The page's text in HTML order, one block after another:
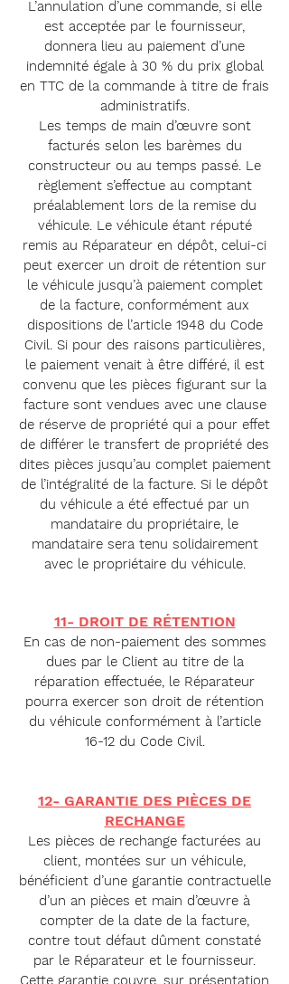
L’annulation d’une commande, si elle
est acceptée par le fournisseur,
donnera lieu au paiement d’une
indemnité égale à 30 % du prix global
en TTC de la commande à titre de frais
administratifs.
Les temps de main d’œuvre sont
facturés selon les barèmes du
constructeur ou au temps passé. Le
règlement s’effectue au comptant
préalablement lors de la remise du
véhicule. Le véhicule étant réputé
remis au Réparateur en dépôt, celui-ci
peut exercer un droit de rétention sur
le véhicule jusqu’à paiement complet
de la facture, conformément aux
dispositions de l’article 1948 du Code
Civil. Si pour des raisons particulières,
le paiement venait à être différé, il est
convenu que les pièces figurant sur la
facture sont vendues avec une clause
de réserve de propriété qui a pour effet
de différer le transfert de propriété des
dites pièces jusqu’au complet paiement
de l’intégralité de la facture. Si le dépôt
du véhicule a été effectué par un
mandataire du propriétaire, le
mandataire sera tenu solidairement
avec le propriétaire du véhicule.
11- DROIT DE RÉTENTION
En cas de non-paiement des sommes
dues par le Client au titre de la
réparation effectuée, le Réparateur
pourra exercer son droit de rétention
du véhicule conformément à l’article
16-12 du Code Civil.
12- GARANTIE DES PIÈCES DE
RECHANGE
Les pièces de rechange facturées au
client, montées sur un véhicule,
bénéficient d’une garantie contractuelle
d’un an pièces et main d’œuvre à
compter de la date de la facture,
contre tout défaut dûment constaté
par le Réparateur et le fournisseur.
Cette garantie couvre, sur présentation